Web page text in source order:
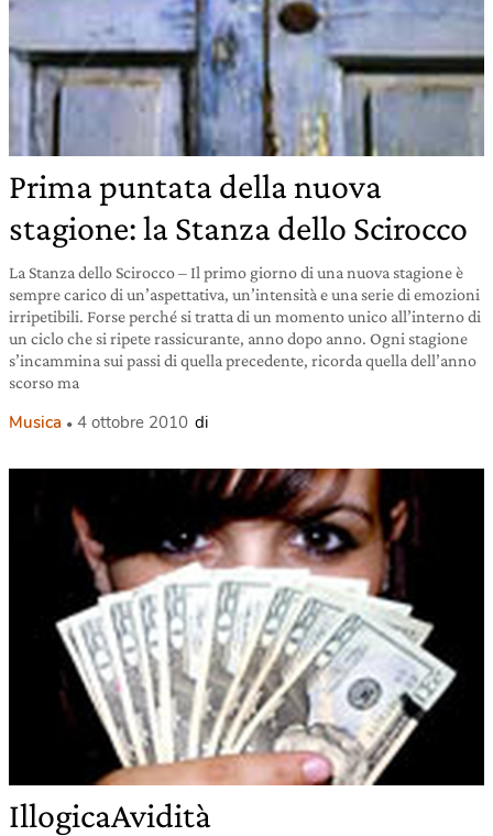
Prima puntata della nuova
stagione: la Stanza dello Scirocco
La Stanza dello Scirocco – Il primo giorno di una nuova stagione è
sempre carico di un’aspettativa, un’intensità e una serie di emozioni
irripetibili. Forse perché si tratta di un momento unico all’interno di
un ciclo che si ripete rassicurante, anno dopo anno. Ogni stagione
s’incammina sui passi di quella precedente, ricorda quella dell’anno
scorso ma
Musica 4 ottobre 2010 di
IllogicaAvidità